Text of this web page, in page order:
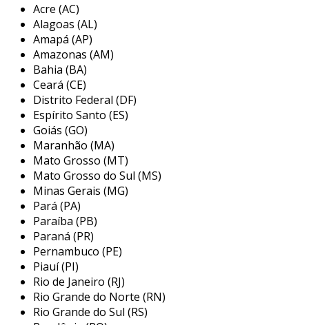
acidentes e garantir que as máquinas operem em
conformidade com os requisitos legais e técnicos,
promovendo um ambiente mais seguro.
wengautengenharia, localizada em bauru, são
paulo, se destaca como prestadora de serviços
especializada em soluções industriais. com uma
trajetória de mais de 20 anos, a empresa oferece
um portfólio diversificado que inclui serviços de
manutenção, engenharia e fabricação de
máquinas. o compromisso com alta qualidade e a
adequação às normas de segurança, como a nr-
12, são pilares da sua atuação. entre as soluções
disponibilizadas, a empresa realiza automação
industrial, desenvolvimento de máquinas
personalizadas e criação de projetos elétricos e
mecânicos, sempre buscando atender às
necessidades específicas de cada cliente.
Acre (AC)
Alagoas (AL)
Amapá (AP)
Amazonas (AM)
Bahia (BA)
Ceará (CE)
Distrito Federal (DF)
Espírito Santo (ES)
Goiás (GO)
Maranhão (MA)
Mato Grosso (MT)
Mato Grosso do Sul (MS)
Minas Gerais (MG)
Pará (PA)
Paraíba (PB)
Paraná (PR)
Pernambuco (PE)
Piauí (PI)
Rio de Janeiro (RJ)
Rio Grande do Norte (RN)
Rio Grande do Sul (RS)